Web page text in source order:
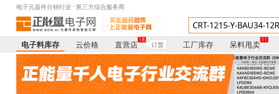
电子元器件分销行业 · 第三方综合服务商
电子料库存 云价格 直营店
18
订货 工厂库存 呆料甩卖
11